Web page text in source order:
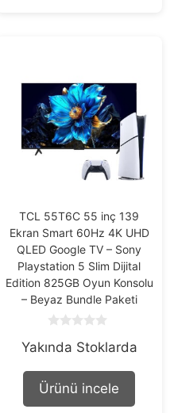
TCL 55T6C 55 inç 139
Ekran Smart 60Hz 4K UHD
QLED Google TV – Sony
Playstation 5 Slim Dijital
Edition 825GB Oyun Konsolu
– Beyaz Bundle Paketi
o
t
f
Yakında Stoklarda
Ürünü incele